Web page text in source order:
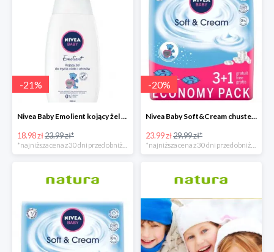
-21%
Nivea Baby Emolient kojący żel do mycia ciała i włosów 500ml
18.98 zł23.99 zł*
-20%
Nivea Baby Soft&Cream chusteczki 4x63 sztuki
23.99 zł29.99 zł*